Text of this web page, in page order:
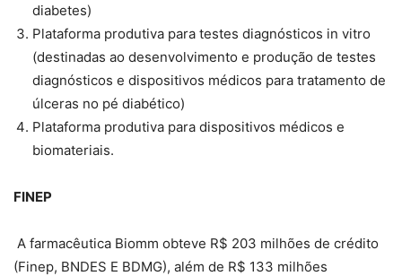
diabetes)
Plataforma produtiva para testes diagnósticos in vitro
(destinadas ao desenvolvimento e produção de testes
diagnósticos e dispositivos médicos para tratamento de
úlceras no pé diabético)
Plataforma produtiva para dispositivos médicos e
biomateriais.
FINEP
A farmacêutica Biomm obteve R$ 203 milhões de crédito
(Finep, BNDES E BDMG), além de R$ 133 milhões